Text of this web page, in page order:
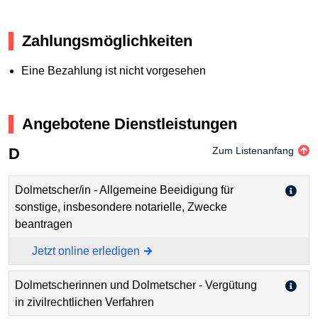
Zahlungsmöglichkeiten
Eine Bezahlung ist nicht vorgesehen
Angebotene Dienstleistungen
D
Zum Listenanfang
Dolmetscher/in - Allgemeine Beeidigung für
sonstige, insbesondere notarielle, Zwecke
beantragen
Jetzt online erledigen
Dolmetscherinnen und Dolmetscher - Vergütung
in zivilrechtlichen Verfahren